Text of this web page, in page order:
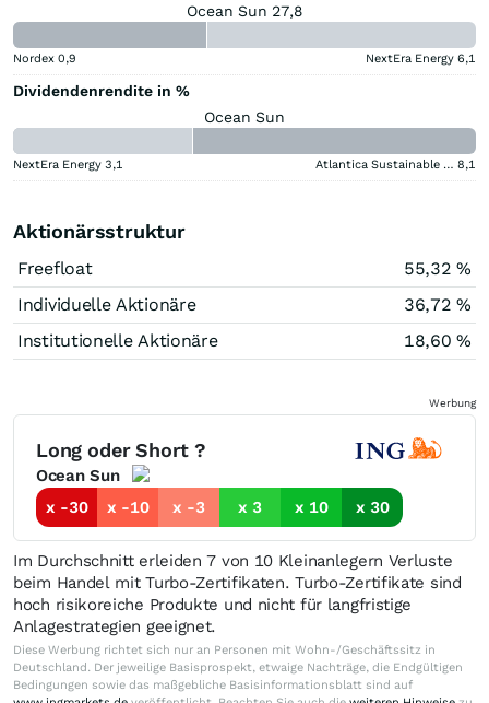
Ocean Sun 27,8
Nordex 0,9 NextEra Energy 6,1
Dividendenrendite in %
Ocean Sun
NextEra Energy 3,1 Atlantica Sustainable Infrastructure 8,1
Aktionärsstruktur
Freefloat
55,32 %
Individuelle Aktionäre
36,72 %
Institutionelle Aktionäre
18,60 %
Werbung
Long oder Short ?
Ocean Sun
x -30
x -10 x -3 x 3 x 10 x 30
Im Durchschnitt erleiden 7 von 10 Kleinanlegern Verluste
beim Handel mit Turbo-Zertifikaten. Turbo-Zertifikate sind
hoch risikoreiche Produkte und nicht für langfristige
Anlagestrategien geeignet.
Diese Werbung richtet sich nur an Personen mit Wohn-/Geschäftssitz in
Deutschland. Der jeweilige Basisprospekt, etwaige Nachträge, die Endgültigen
Bedingungen sowie das maßgebliche Basisinformationsblatt sind auf